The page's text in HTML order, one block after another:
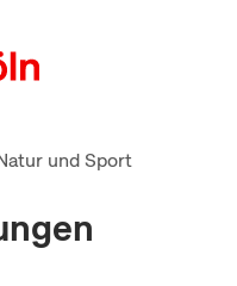
und Sport